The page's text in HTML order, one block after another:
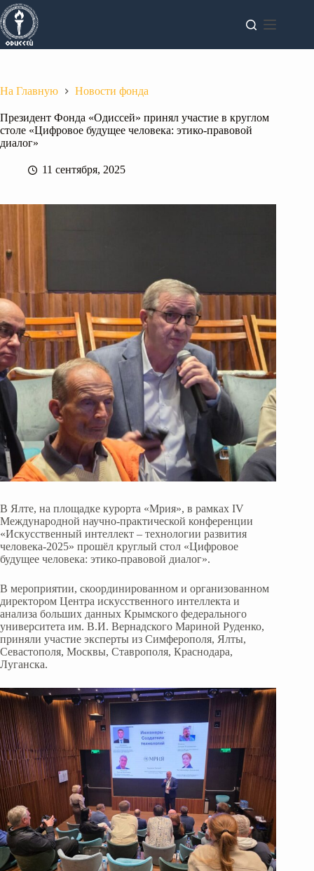
Перейти
к
сути
На Главную Новости фонда
Президент Фонда «Одиссей» принял участие в круглом
столе «Цифровое будущее человека: этико-правовой
диалог»
11 сентября, 2025
В Ялте, на площадке курорта «Мрия», в рамках IV
Международной научно-практической конференции
«Искусственный интеллект – технологии развития
человека-2025» прошёл круглый стол «Цифровое
будущее человека: этико-правовой диалог».
В мероприятии, скоординированном и организованном
директором Центра искусственного интеллекта и
анализа больших данных Крымского федерального
университета им. В.И. Вернадского Мариной Руденко,
приняли участие эксперты из Симферополя, Ялты,
Севастополя, Москвы, Ставрополя, Краснодара,
Луганска.